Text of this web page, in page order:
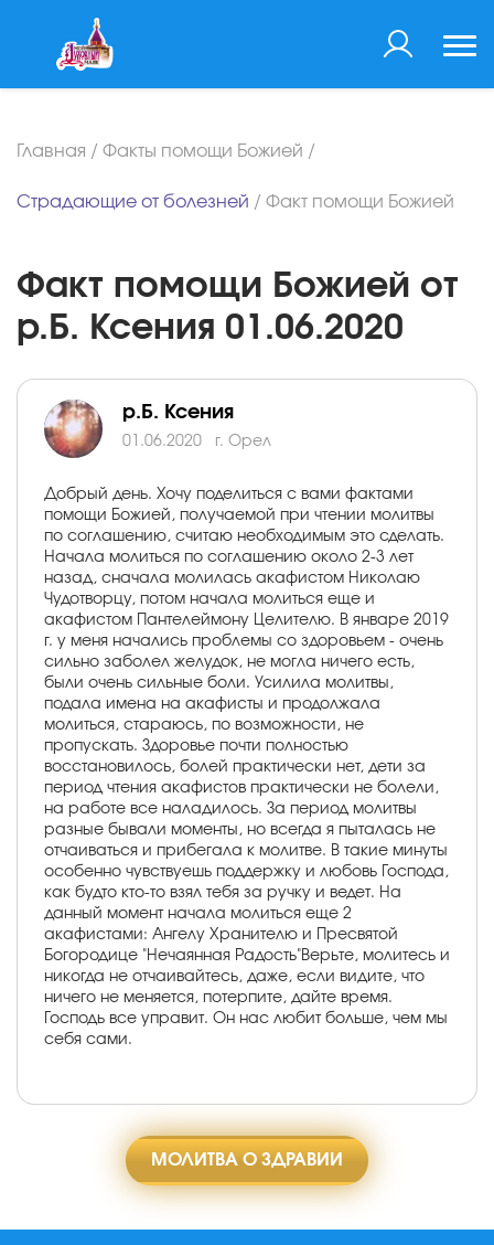
Главная / Факты помощи Божией /
Страдающие от болезней / Факт помощи Божией
Факт помощи Божией от
р.Б. Ксения 01.06.2020
р.Б. Ксения
01.06.2020 г. Орел
Добрый день. Хочу поделиться с вами фактами
помощи Божией, получаемой при чтении молитвы
по соглашению, считаю необходимым это сделать.
Начала молиться по соглашению около 2-3 лет
назад, сначала молилась акафистом Николаю
Чудотворцу, потом начала молиться еще и
акафистом Пантелеймону Целителю. В январе 2019
г. у меня начались проблемы со здоровьем - очень
сильно заболел желудок, не могла ничего есть,
были очень сильные боли. Усилила молитвы,
подала имена на акафисты и продолжала
молиться, стараюсь, по возможности, не
пропускать. Здоровье почти полностью
восстановилось, болей практически нет, дети за
период чтения акафистов практически не болели,
на работе все наладилось. За период молитвы
разные бывали моменты, но всегда я пыталась не
отчаиваться и прибегала к молитве. В такие минуты
особенно чувствуешь поддержку и любовь Господа,
как будто кто-то взял тебя за ручку и ведет. На
данный момент начала молиться еще 2
акафистами: Ангелу Хранителю и Пресвятой
Богородице "Нечаянная Радость"Верьте, молитесь и
никогда не отчаивайтесь, даже, если видите, что
ничего не меняется, потерпите, дайте время.
Господь все управит. Он нас любит больше, чем мы
себя сами.
МОЛИТВА О ЗДРАВИИ